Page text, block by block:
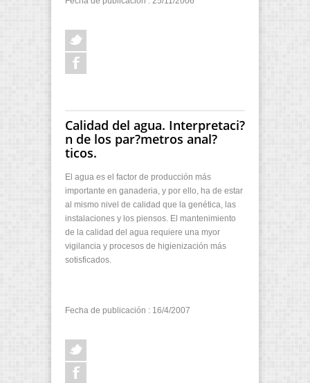
Calidad del agua. Interpretaci?
n de los par?metros anal?
ticos.
El agua es el factor de producción más
importante en ganaderia, y por ello, ha de estar
al mismo nivel de calidad que la genética, las
instalaciones y los piensos. El mantenimiento
de la calidad del agua requiere una myor
vigilancia y procesos de higienización más
sotisficados.
Fecha de publicación : 16/4/2007